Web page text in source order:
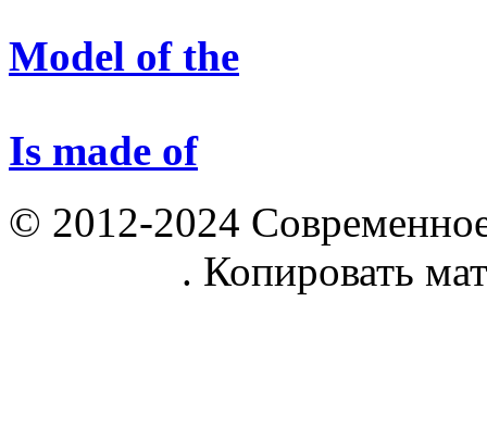
Model of the
Is made of
© 2012-2024
. Копировать